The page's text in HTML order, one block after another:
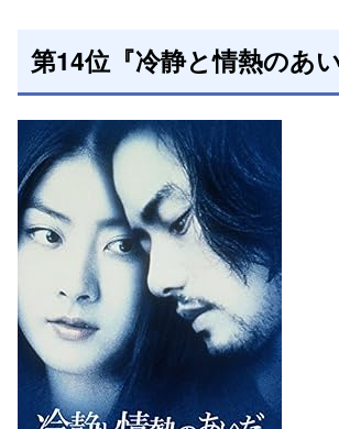
第14位『冷静と情熱のあい